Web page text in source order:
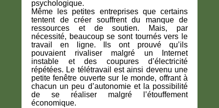
psychologique.
Même les petites entreprises que certains
tentent de créer souffrent du manque de
ressources et de soutien. Mais, par
nécessité, beaucoup se sont tournés vers le
travail en ligne. Ils ont prouvé qu’ils
pouvaient rivaliser malgré un Internet
instable et des coupures d’électricité
répétées. Le télétravail est ainsi devenu une
petite fenêtre ouverte sur le monde, offrant à
chacun un peu d’autonomie et la possibilité
de se réaliser malgré l’étouffement
économique.